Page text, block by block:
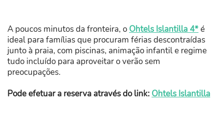
A poucos minutos da fronteira, o Ohtels Islantilla 4*é
ideal para famílias que procuram férias descontraídas
junto à praia, com piscinas, animação infantil e regime
tudo incluído para aproveitar o verão sem
preocupações.
Pode efetuar a reserva através do link: Ohtels Islantilla